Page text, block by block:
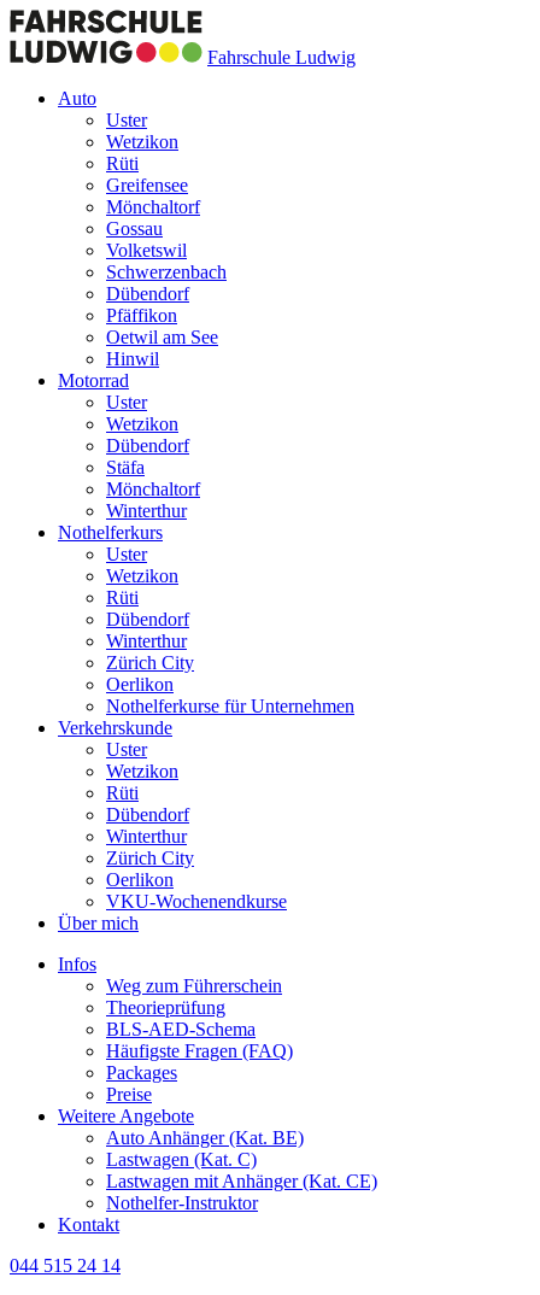
Fahrschule Ludwig
Auto
Uster
Wetzikon
Rüti
Greifensee
Mönchaltorf
Gossau
Volketswil
Schwerzenbach
Dübendorf
Pfäffikon
Oetwil am See
Hinwil
Motorrad
Uster
Wetzikon
Dübendorf
Stäfa
Mönchaltorf
Winterthur
Nothelferkurs
Uster
Wetzikon
Rüti
Dübendorf
Winterthur
Zürich City
Oerlikon
Nothelferkurse für Unternehmen
Verkehrskunde
Uster
Wetzikon
Rüti
Dübendorf
Winterthur
Zürich City
Oerlikon
VKU-Wochenendkurse
Über mich
Infos
Weg zum Führerschein
Theorieprüfung
BLS-AED-Schema
Häufigste Fragen (FAQ)
Packages
Preise
Weitere Angebote
Auto Anhänger (Kat. BE)
Lastwagen (Kat. C)
Lastwagen mit Anhänger (Kat. CE)
Nothelfer-Instruktor
Kontakt
044 515 24 14